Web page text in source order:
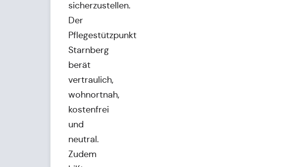
sicherzustellen.
Der
Pflegestützpunkt
Starnberg
berät
vertraulich,
wohnortnah,
kostenfrei
und
neutral.
Zudem